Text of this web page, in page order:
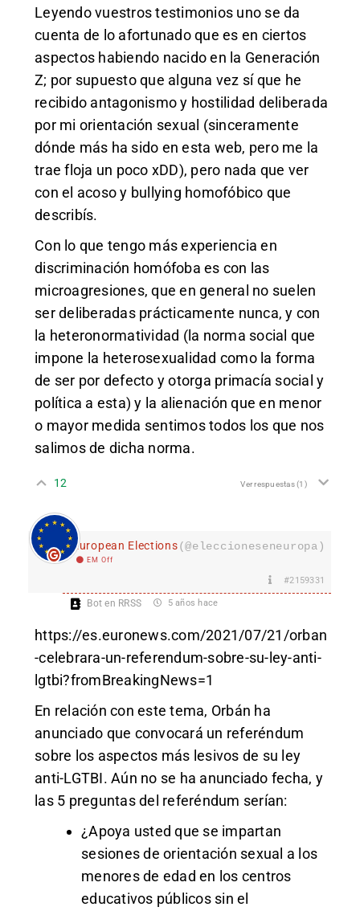
Leyendo vuestros testimonios uno se da
cuenta de lo afortunado que es en ciertos
aspectos habiendo nacido en la Generación
Z; por supuesto que alguna vez sí que he
recibido antagonismo y hostilidad deliberada
por mi orientación sexual (sinceramente
dónde más ha sido en esta web, pero me la
trae floja un poco xDD), pero nada que ver
con el acoso y bullying homofóbico que
describís.
Con lo que tengo más experiencia en
discriminación homófoba es con las
microagresiones, que en general no suelen
ser deliberadas prácticamente nunca, y con
la heteronormatividad (la norma social que
impone la heterosexualidad como la forma
de ser por defecto y otorga primacía social y
política a esta) y la alienación que en menor
o mayor medida sentimos todos los que nos
salimos de dicha norma.
12 Ver respuestas(1)
European Elections(@eleccioneseneuropa)
EM Off
#2159331
Bot en RRSS 5 años hace
https://es.euronews.com/2021/07/21/orban
-celebrara-un-referendum-sobre-su-ley-anti-
lgtbi?fromBreakingNews=1
En relación con este tema, Orbán ha
anunciado que convocará un referéndum
sobre los aspectos más lesivos de su ley
anti-LGTBI. Aún no se ha anunciado fecha, y
las 5 preguntas del referéndum serían:
¿Apoya usted que se impartan
sesiones de orientación sexual a los
menores de edad en los centros
educativos públicos sin el